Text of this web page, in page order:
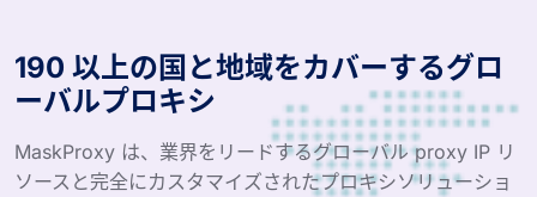
190 以上の国と地域をカバーするグロ
ーバルプロキシ
MaskProxy は、業界をリードするグローバル proxy IP リ
ソースと完全にカスタマイズされたプロキシソリューショ